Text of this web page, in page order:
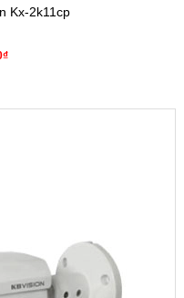
Kx-2k11cp